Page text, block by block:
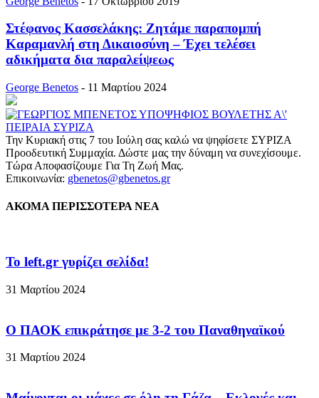
Στέφανος Κασσελάκης: Ζητάμε παραπομπή
Καραμανλή στη Δικαιοσύνη – Έχει τελέσει
αδικήματα δια παραλείψεως
George Benetos - 11 Μαρτίου 2024
Την Κυριακή στις 7 του Ιούλη σας καλώ να ψηφίσετε ΣΥΡΙΖΑ
Προοδευτική Συμμαχία. Δώστε μας την δύναμη να συνεχίσουμε.
Τώρα Αποφασίζουμε Για Τη Ζωή Μας.
Επικοινωνία: gbenetos@gbenetos.gr
ΑΚΟΜΑ ΠΕΡΙΣΣΟΤΕΡΑ ΝΕΑ
To left.gr γυρίζει σελίδα!
31 Μαρτίου 2024
Ο ΠΑΟΚ επικράτησε με 3-2 του Παναθηναϊκού
31 Μαρτίου 2024